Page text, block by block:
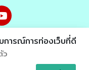
การณ์การท่องเว็บที่ดี
ว